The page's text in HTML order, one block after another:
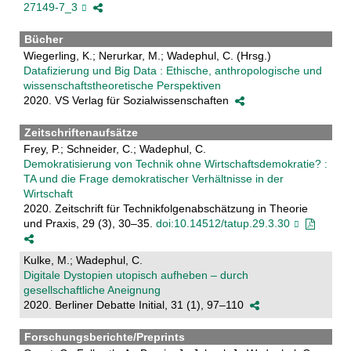
27149-7_3
Bücher
Wiegerling, K.; Nerurkar, M.; Wadephul, C. (Hrsg.)
Datafizierung und Big Data : Ethische, anthropologische und
wissenschaftstheoretische Perspektiven
2020. VS Verlag für Sozialwissenschaften
Zeitschriftenaufsätze
Frey, P.; Schneider, C.; Wadephul, C.
Demokratisierung von Technik ohne Wirtschaftsdemokratie? :
TA und die Frage demokratischer Verhältnisse in der
Wirtschaft
2020. Zeitschrift für Technikfolgenabschätzung in Theorie
und Praxis, 29 (3), 30–35. doi:10.14512/tatup.29.3.30
Kulke, M.; Wadephul, C.
Digitale Dystopien utopisch aufheben – durch
gesellschaftliche Aneignung
2020. Berliner Debatte Initial, 31 (1), 97–110
Forschungsberichte/Preprints